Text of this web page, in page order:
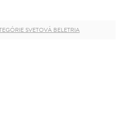
SVETOVÁ BELETRIA